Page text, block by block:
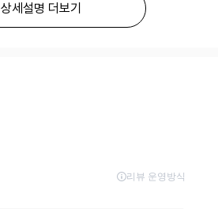
상세설명 더보기